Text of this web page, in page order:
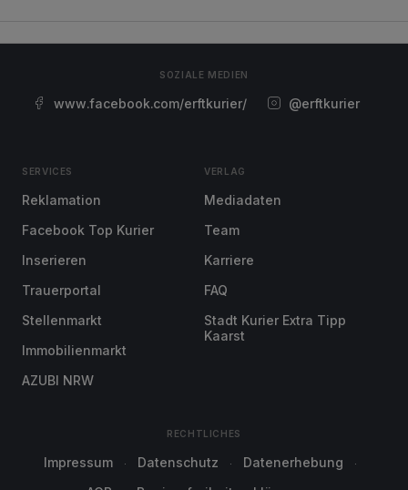
SOZIALE MEDIEN
www.facebook.com/erftkurier/ @erftkurier
SERVICES
Reklamation
Facebook Top Kurier
Inserieren
Trauerportal
Stellenmarkt
Immobilienmarkt
AZUBI NRW
VERLAG
Mediadaten
Team
Karriere
FAQ
Stadt Kurier Extra Tipp
Kaarst
RECHTLICHES
Impressum Datenschutz
Datenerhebung